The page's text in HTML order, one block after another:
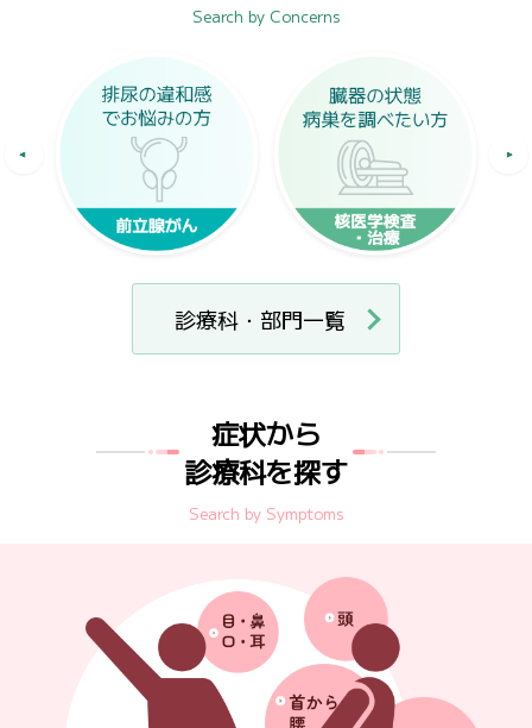
Search by Concerns
診療科・部門一覧
症状から
診療科を探す
Search by Symptoms